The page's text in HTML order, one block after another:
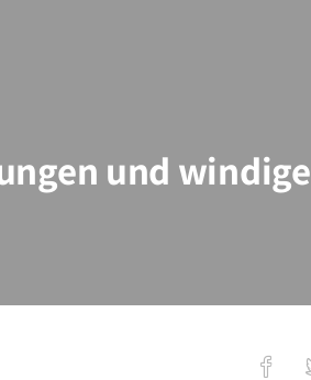
und windige